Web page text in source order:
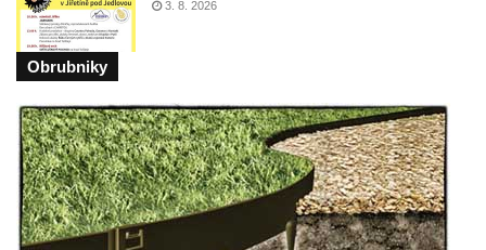
Kamenném Újezdě
Pamětní kámen družebních obcí Kamenný
Kamenném Újezdě
Socha na náměstí J. V. Kamarýta ve
Velešíně
Pomník J. V. Kamarýta v Krumlovské ulici ve
Velešíně
3. 8. 2026
Obrubniky